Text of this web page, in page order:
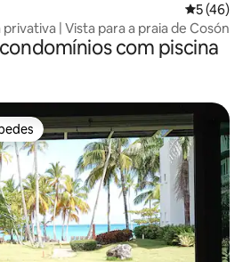
5 de uma
5 (46)
privativa | Vista para a praia de Cosón
com piscina
dos hóspedes